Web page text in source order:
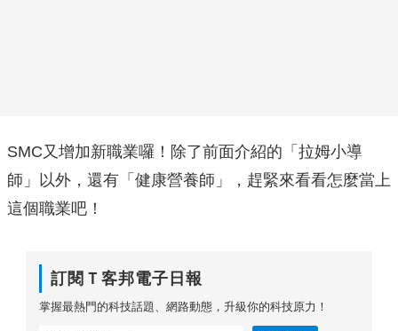
SMC又增加新職業囉！除了前面介紹的「拉姆小導
師」以外，還有「健康營養師」，趕緊來看看怎麼當上
這個職業吧！
訂閱Ｔ客邦電子日報
掌握最熱門的科技話題、網路動態，升級你的科技原力！